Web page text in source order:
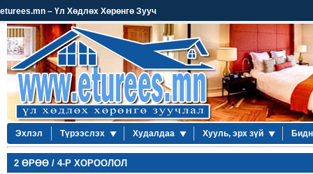
eturees.mn – Үл Хөдлөх Хөрөнгө Зууч
Эхлэл Түрээслэх Худалдаа Хууль, эрх зүй
2 ӨРӨӨ / 4-Р ХОРООЛОЛ